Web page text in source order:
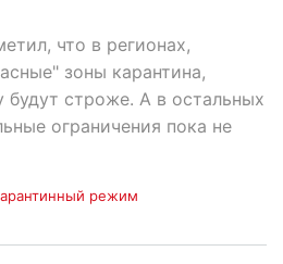
что в регионах,
зоны карантина,
будут строже. А в остальных
ограничения пока не
режим